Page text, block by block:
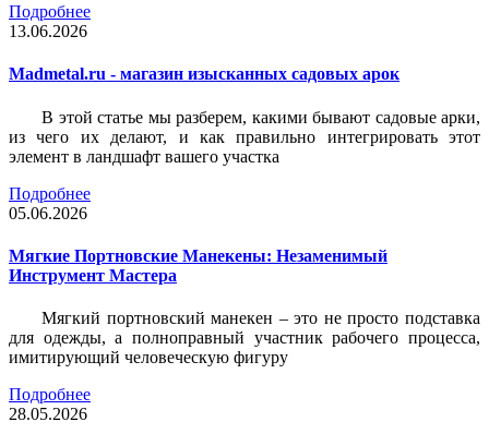
Подробнее
13.06.2026
Madmetal.ru - магазин изысканных садовых арок
В этой статье мы разберем, какими бывают садовые арки,
из чего их делают, и как правильно интегрировать этот
элемент в ландшафт вашего участка
Подробнее
05.06.2026
Мягкие Портновские Манекены: Незаменимый
Инструмент Мастера
Мягкий портновский манекен – это не просто подставка
для одежды, а полноправный участник рабочего процесса,
имитирующий человеческую фигуру
Подробнее
28.05.2026